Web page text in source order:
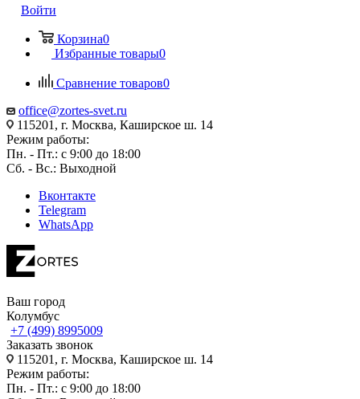
Войти
Корзина0
Избранные товары0
Сравнение товаров0
office@zortes-svet.ru
115201, г. Москва, Каширское ш. 14
Режим работы:
Пн. - Пт.: с 9:00 до 18:00
Сб. - Вс.: Выходной
Вконтакте
Telegram
WhatsApp
Ваш город
Колумбус
+7 (499) 8995009
Заказать звонок
115201, г. Москва, Каширское ш. 14
Режим работы:
Пн. - Пт.: с 9:00 до 18:00